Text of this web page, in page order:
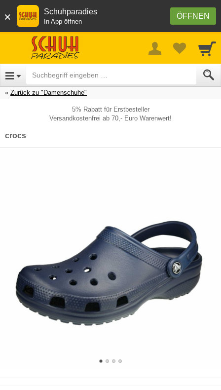
× ÖFFNEN
Schuhparadies
In App öffnen
Zurück zu "Damenschuhe"
5% Rabatt für Erstbesteller
Versandkostenfrei ab 70,- Euro Warenwert!
crocs